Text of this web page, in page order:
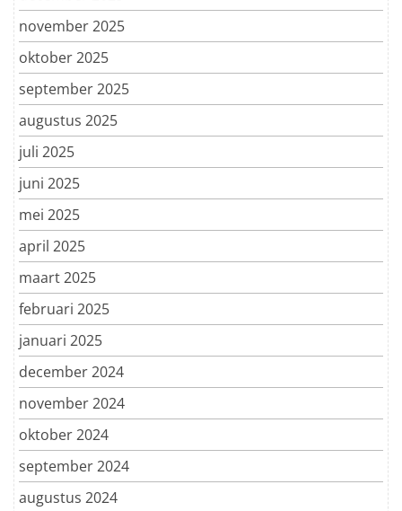
november 2025
oktober 2025
september 2025
augustus 2025
juli 2025
juni 2025
mei 2025
april 2025
maart 2025
februari 2025
januari 2025
december 2024
november 2024
oktober 2024
september 2024
augustus 2024